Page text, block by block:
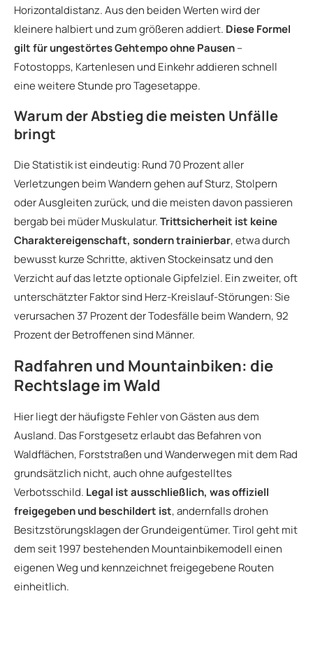
Horizontaldistanz. Aus den beiden Werten wird der
kleinere halbiert und zum größeren addiert. Diese Formel
gilt für ungestörtes Gehtempo ohne Pausen–
Fotostopps, Kartenlesen und Einkehr addieren schnell
eine weitere Stunde pro Tagesetappe.
Warum der Abstieg die meisten Unfälle
bringt
Die Statistik ist eindeutig: Rund 70 Prozent aller
Verletzungen beim Wandern gehen auf Sturz, Stolpern
oder Ausgleiten zurück, und die meisten davon passieren
bergab bei müder Muskulatur.Trittsicherheit ist keine
Charaktereigenschaft, sondern trainierbar, etwa durch
bewusst kurze Schritte, aktiven Stockeinsatz und den
Verzicht auf das letzte optionale Gipfelziel. Ein zweiter, oft
unterschätzter Faktor sind Herz-Kreislauf-Störungen: Sie
verursachen 37 Prozent der Todesfälle beim Wandern, 92
Prozent der Betroffenen sind Männer.
Radfahren und Mountainbiken: die
Rechtslage im Wald
Hier liegt der häufigste Fehler von Gästen aus dem
Ausland. Das Forstgesetz erlaubt das Befahren von
Waldflächen, Forststraßen und Wanderwegen mit dem Rad
grundsätzlich nicht, auch ohne aufgestelltes
Verbotsschild. Legal ist ausschließlich, was offiziell
freigegeben und beschildert ist, andernfalls drohen
Besitzstörungsklagen der Grundeigentümer. Tirol geht mit
dem seit 1997 bestehenden Mountainbikemodell einen
eigenen Weg und kennzeichnet freigegebene Routen
einheitlich.